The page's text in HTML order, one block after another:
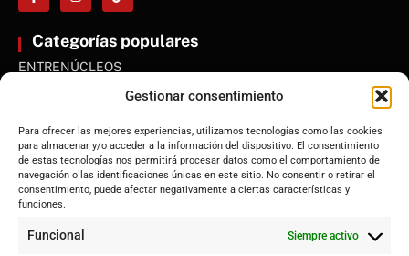
Gestionar consentimiento
Para ofrecer las mejores experiencias, utilizamos tecnologías como las cookies
para almacenar y/o acceder a la información del dispositivo. El consentimiento
de estas tecnologías nos permitirá procesar datos como el comportamiento de
navegación o las identificaciones únicas en este sitio. No consentir o retirar el
consentimiento, puede afectar negativamente a ciertas características y
funciones.
Funcional Siempre activo
Categorías populares
ENTRENÚCLEOS
Andalucía
Internacional
Tecnología
Sociedad